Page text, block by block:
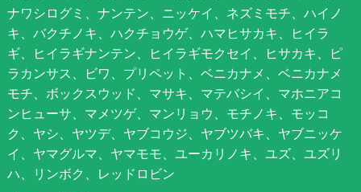
ナワシログミ、ナンテン、ニッケイ、ネズミモチ、ハイノ
キ、バクチノキ、ハクチョウゲ、ハマヒサカキ、ヒイラ
ギ、ヒイラギナンテン、ヒイラギモクセイ、ヒサカキ、ピ
ラカンサス、ビワ、プリペット、ベニカナメ、ベニカナメ
モチ、ボックスウッド、マサキ、マテバシイ、マホニアコ
ンヒューサ、マメツゲ、マンリョウ、モチノキ、モッコ
ク、ヤシ、ヤツデ、ヤブコウジ、ヤブツバキ、ヤブニッケ
イ、ヤマグルマ、ヤマモモ、ユーカリノキ、ユズ、ユズリ
ハ、リンボク、レッドロビン